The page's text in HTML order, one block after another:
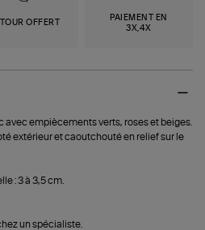
OFFERT
PAIEMENT EN
3X,4X
avec empiècements verts, roses et beiges.
extérieur et caoutchouté en relief sur le
: 3 à 3,5 cm.
un spécialiste.